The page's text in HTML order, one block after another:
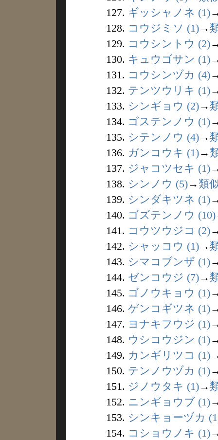
127. ギッシャノネ (1)
128. コウジミソ (1)→
129. コウシントウ (2)
130. キュウゴサン (1)
131. コウシンヅカ (4)
132. テンツウリキ (1)
133. シンギョウ (2)→
134. ゴステンノウ (1)
135. シテンノウ (4)→
136. ガンコウキ (1)→
137. ジャコツセキ (1)
138. シンノウ (5)→ 類
139. シンダキツネ (1)
140. ゴズテンノウ (10)
141. コウツウジコ (2)
142. シャッコウ (1)→
143. シマコブンザ (1)
144. ゼンコウジ (7)→
145. ゴノウキョウ (1)
146. ゲンコギツネ (1)
147. ヨナキフウジ (1)
148. ウシコウジン (1)
149. カンギリツコ (1)
150. テンノウヅカ (1)
151. ジノウタキ (1)→
152. ニンギョウブ (1)
153. シンキョーヅカ
154. コショウノキ (1)